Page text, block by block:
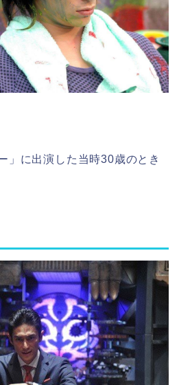
」に出演した当時30歳のとき